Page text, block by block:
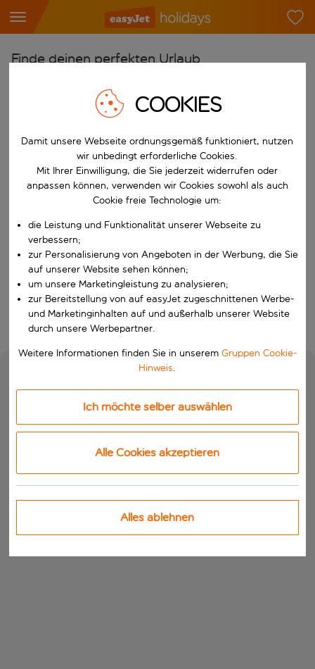
Finde deinen perfekten Urlaub
Flughafen wählen
Beginne mit der Eingabe für die automatische
Reiseziel wählen
Nach
Wähle ein Ab- und Rückflugdatum aus.
Reisezeitraum wählen
Wann
Wer
Suchen
COOKIES
Damit unsere Webseite ordnungsgemäß funktioniert, nutzen
wir unbedingt erforderliche Cookies.
Mit Ihrer Einwilligung, die Sie jederzeit widerrufen oder
anpassen können, verwenden wir Cookies sowohl als auch
Cookie freie Technologie um:
die Leistung und Funktionalität unserer Webseite zu
verbessern;
zur Personalisierung von Angeboten in der Werbung, die Sie
auf unserer Website sehen können;
um unsere Marketingleistung zu analysieren;
zur Bereitstellung von auf easyJet zugeschnittenen Werbe-
und Marketinginhalten auf und außerhalb unserer Website
durch unsere Werbepartner.
Weitere Informationen finden Sie in unserem Gruppen Cookie-
Hinweis.
Ich möchte selber auswählen
Alle Cookies akzeptieren
Alles ablehnen